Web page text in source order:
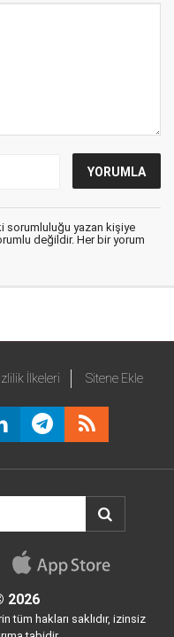
sorumluluğu yazan kişiye
değildir. Her bir yorum
İlkeleri Sitene Ekle
2026
tüm hakları saklıdır, izinsiz